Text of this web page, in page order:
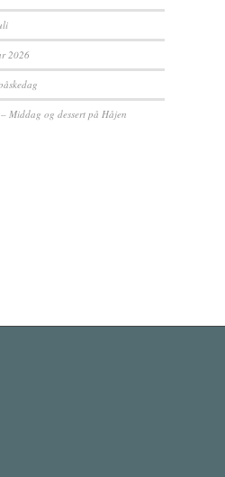
2026
Middag og dessert på Håjen